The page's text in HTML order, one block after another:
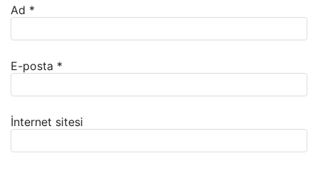
Ad *
E-posta *
İnternet sitesi